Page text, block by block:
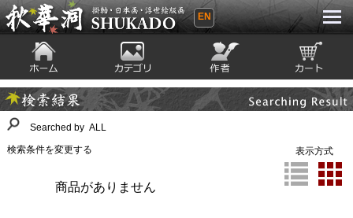
秋華洞 SHUKADO 掛軸・日本画・浮世
EN
ホーム カテゴリ 絵師 カート
検索結果
Searched by ALL
検索条件を変更する
表示方式
商品がありません